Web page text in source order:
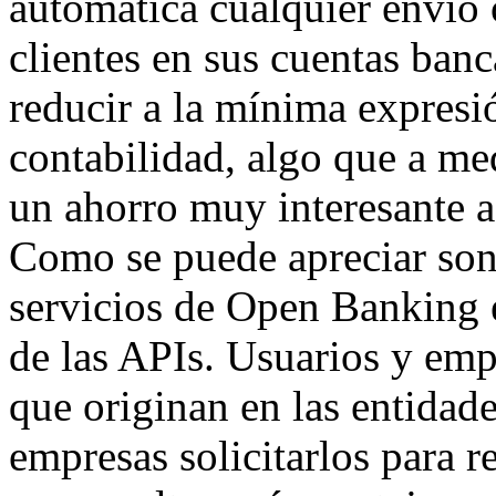
clientes en sus cuentas
reducir a la mínima
contabilidad, algo que a
un ahorro muy interesante
Como se puede apreciar
servicios de Open Banking
de las APIs. Usuarios y
que originan en las
empresas solicitarlos para